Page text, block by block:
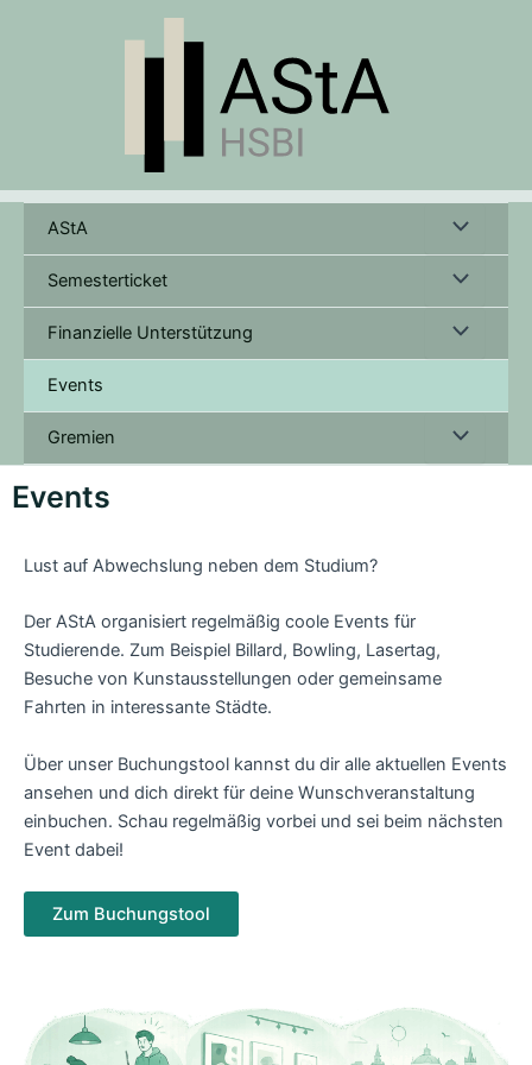
AStA Menu
Toggle
Semesterticket Menu
Toggle
Finanzielle Unterstützung Menu
Events
Gremien Menu
Events
Lust auf Abwechslung neben dem Studium?
Der AStA organisiert regelmäßig coole Events für
Studierende. Zum Beispiel Billard, Bowling, Lasertag,
Besuche von Kunstausstellungen oder gemeinsame
Fahrten in interessante Städte.
Über unser Buchungstool kannst du dir alle aktuellen Events
ansehen und dich direkt für deine Wunschveranstaltung
einbuchen. Schau regelmäßig vorbei und sei beim nächsten
Event dabei!
Zum Buchungstool